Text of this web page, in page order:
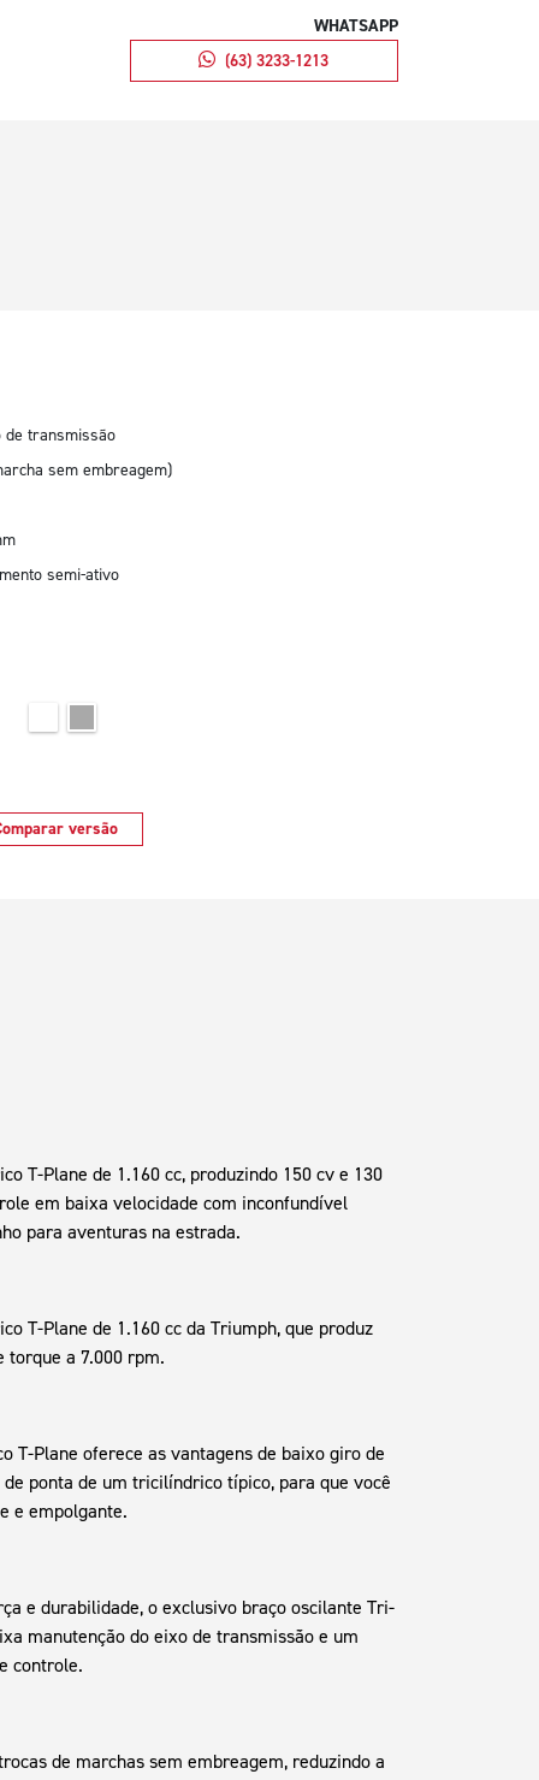
WHATSAPP
(63) 3233-1213
de transmissão
sem embreagem)
semi-ativo
versão
T-Plane de 1.160 cc, produzindo 150 cv e 130
em baixa velocidade com inconfundível
para aventuras na estrada.
T-Plane de 1.160 cc da Triumph, que produz
torque a 7.000 rpm.
T-Plane oferece as vantagens de baixo giro de
ponta de um tricilíndrico típico, para que você
e empolgante.
e durabilidade, o exclusivo braço oscilante Tri-
manutenção do eixo de transmissão e um
controle.
de marchas sem embreagem, reduzindo a